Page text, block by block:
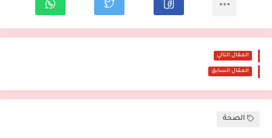
المقال التالي
المقال السابق
الصحة